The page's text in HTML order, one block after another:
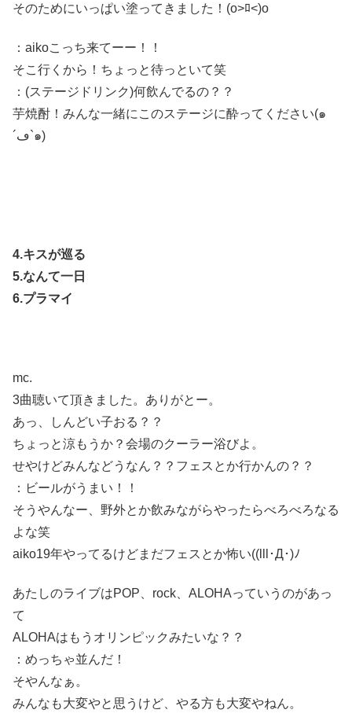
そのためにいっぱい塗ってきました！(o>ﾛ<)o
：aikoこっち来てーー！！
そこ行くから！ちょっと待っといて笑
：(ステージドリンク)何飲んでるの？？
芋焼酎！みんな一緒にこのステージに酔ってください(๑
´ڡ`๑)
4.キスが巡る
5.なんて一日
6.プラマイ
mc.
3曲聴いて頂きました。ありがとー。
あっ、しんどい子おる？？
ちょっと涼もうか？会場のクーラー浴びよ。
せやけどみんなどうなん？？フェスとか行かんの？？
：ビールがうまい！！
そうやんなー、野外とか飲みながらやったらべろべろなる
よな笑
aiko19年やってるけどまだフェスとか怖い((lll･Д･)ﾉ
あたしのライブはPOP、rock、ALOHAっていうのがあっ
て
ALOHAはもうオリンピックみたいな？？
：めっちゃ並んだ！
そやんなぁ。
みんなも大変やと思うけど、やる方も大変やねん。